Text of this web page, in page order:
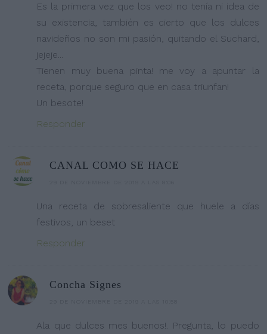
Es la primera vez que los veo! no tenía ni idea de
su existencia, también es cierto que los dulces
navideños no son mi pasión, quitando el Suchard,
jejeje...
Tienen muy buena pinta! me voy a apuntar la
receta, porque seguro que en casa triunfan!
Un besote!
Responder
CANAL COMO SE HACE
Una receta de sobresaliente que huele a días
festivos, un beset
Responder
Concha Signes
Ala que dulces mes buenos!. Pregunta, lo puedo